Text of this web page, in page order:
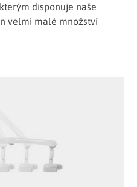
disponuje naše
velmi malé množství